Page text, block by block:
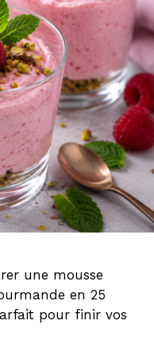
une mousse
en 25
pour finir vos